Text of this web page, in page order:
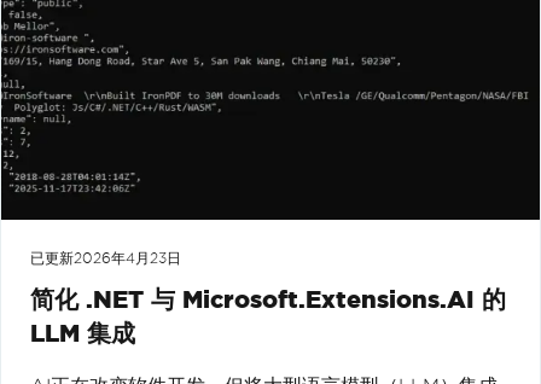
已更新2026年4月23日
简化 .NET 与 Microsoft.Extensions.AI 的
LLM 集成